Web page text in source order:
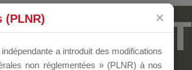
(PLNR)
a introduit des modifications
non réglementées » (PLNR) à nos